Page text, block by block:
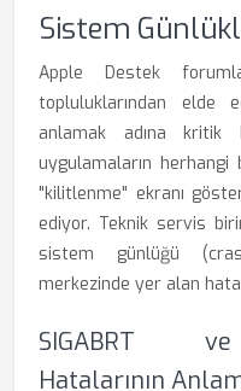
Sistem
Apple Destek
topluluklarından elde
anlamak adına kritik
uygulamaların
"kilitlenme" ekranı
ediyor. Teknik servis
sistem günlüğü
merkezinde yer alan hata
SIGABRT ve
Hatalarının